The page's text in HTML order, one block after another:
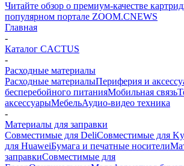
Читайте обзор о премиум-качестве
популярном портале ZOOM.CNEWS
Главная
-
Каталог CACTUS
-
Расходные материалы
Расходные материалыПериферия и
бесперебойного питанияМобильная связь
аксессуарыМебельАудио-видео техника
-
Материалы для заправки
Совместимые для DeliСовместимые для
для HuaweiБумага и печатные носители
заправкиСовместимые для